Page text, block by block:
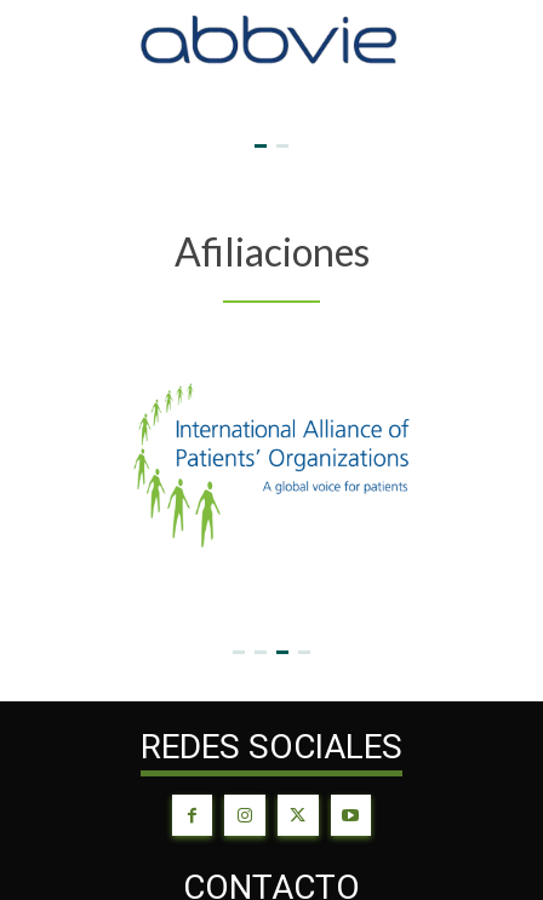
Afiliaciones
REDES SOCIALES
CONTACTO